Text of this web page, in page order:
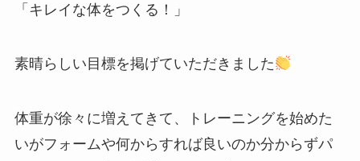
「キレイな体をつくる！」
素晴らしい目標を掲げていただきました
体重が徐々に増えてきて、トレーニングを始めた
いがフォームや何からすれば良いのか分からずパ